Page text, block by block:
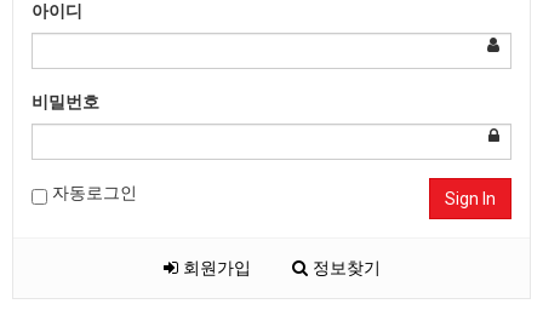
아이디
비밀번호
자동로그인 Sign In
회원가입 정보찾기